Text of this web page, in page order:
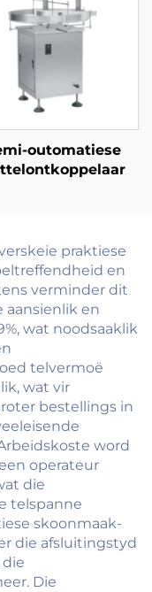
outomatiese
praktiese
en
verminder dit
aansienlik en
wat noodsaaklik
telvermoë
wat vir
bestellings in
word
operateur
die
telspanne
skoonmaak-
die afsluitingstyd
Die